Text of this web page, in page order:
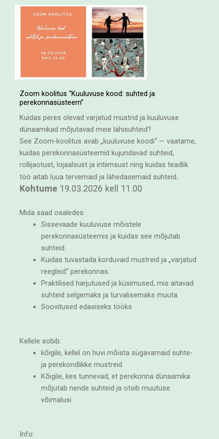
Zoom koolitus “Kuuluvuse kood: suhted ja
perekonnasüsteem”
Kuidas peres olevad varjatud mustrid ja kuuluvuse
dünaamikad mõjutavad meie lähisuhteid?
See Zoom-koolitus avab „kuuluvuse koodi“ — vaatame,
kuidas perekonnasüsteemid kujundavad suhteid,
rollijaotust, lojaalsust ja intiimsust ning kuidas teadlik
töö aitab luua tervemaid ja lähedasemaid suhteid.
Kohtume 19.03.2026 kell 11.00
Mida saad osaledes:
Sissevaade kuuluvuse mõistele
perekonnasüsteemis ja kuidas see mõjutab
suhteid.
Kuidas tuvastada korduvaid mustreid ja „varjatud
reegleid“ perekonnas.
Praktilised harjutused ja küsimused, mis aitavad
suhteid selgemaks ja turvalisemaks muuta.
Soovitused edasiseks tööks
Kellele sobib:
kõigile, kellel on huvi mõista sügavamaid suhte-
ja perekondlikke mustreid
Kõigile, kes tunnevad, et perekonna dünaamika
mõjutab nende suhteid ja otsib muutuse
võimalusi
Info: